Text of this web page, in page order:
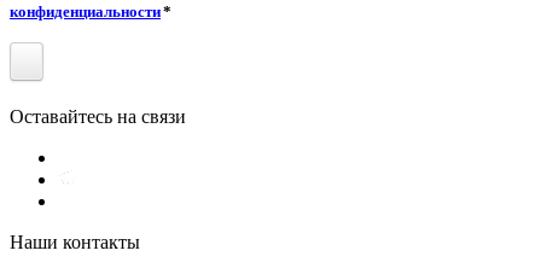
конфиденциальности*
Оставайтесь на связи
Наши контакты